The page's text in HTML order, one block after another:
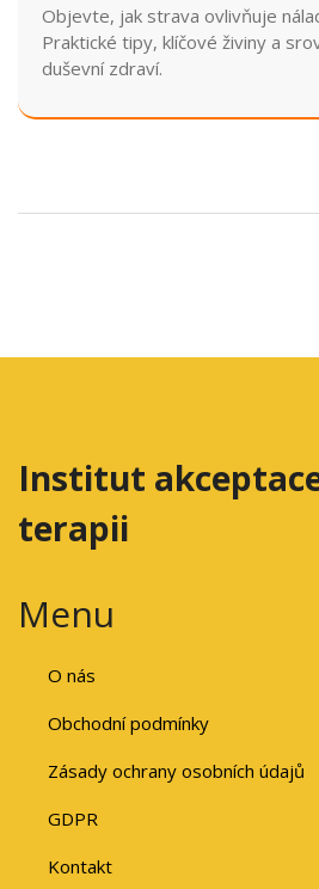
Objevte, jak strava ovlivňuje
Praktické tipy, klíčové živiny a
duševní zdraví.
Institut
terapii
Menu
O nás
Obchodní podmínky
Zásady ochrany osobních údajů
GDPR
Kontakt